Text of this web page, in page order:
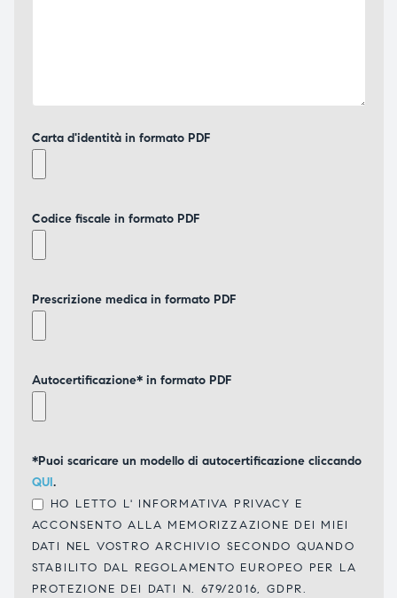
Carta d'identità in formato PDF
Codice fiscale in formato PDF
Prescrizione medica in formato PDF
Autocertificazione* in formato PDF
*Puoi scaricare un modello di autocertificazione cliccando
QUI.
HO LETTO L' INFORMATIVA PRIVACY E
ACCONSENTO ALLA MEMORIZZAZIONE DEI MIEI
DATI NEL VOSTRO ARCHIVIO SECONDO QUANDO
STABILITO DAL REGOLAMENTO EUROPEO PER LA
PROTEZIONE DEI DATI N. 679/2016, GDPR.